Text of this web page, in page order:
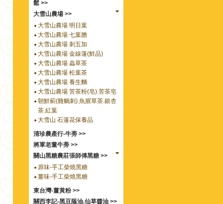
鬆 >>
大雪山農場 >>
大雪山農場 明日葉
大雪山農場 七葉膽
大雪山農場 刺五加
大雪山農場 金線蓮(鮮品)
大雪山農場 蟲草茶
大雪山農場 松葉茶
大雪山農場 養生麵
大雪山農場 苦茶粉(皂).苦茶皂
朝鮮薊(雞鵤刺).魚腥草茶.銀杏
茶.紅葉
大雪山 石蓮花保養品
清珍農產行-牛蒡 >>
將軍老董牛蒡 >>
關山黑糖農莊張師傅黑糖 >>
原味-手工柴燒黑糖
薑味-手工柴燒黑糖
東台灣-薑黃粉 >>
關西李記-黑豆蔭油.仙草醬油 >>